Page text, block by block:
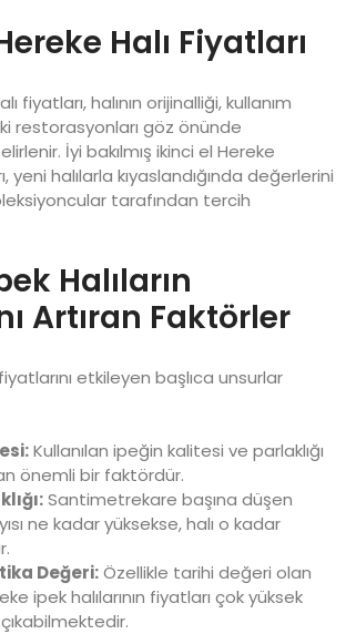
Halı Fiyatları
fiyatları, halının orijinalliği, kullanım
restorasyonları göz önünde
İyi bakılmış ikinci el Hereke
yeni halılarla kıyaslandığında değerlerini
tarafından tercih
Halıların
Artıran Faktörler
etkileyen başlıca unsurlar
Kullanılan ipeğin kalitesi ve parlaklığı
önemli bir faktördür.
Santimetrekare başına düşen
ne kadar yüksekse, halı o kadar
Değeri:Özellikle tarihi değeri olan
ipek halılarının fiyatları çok yüksek